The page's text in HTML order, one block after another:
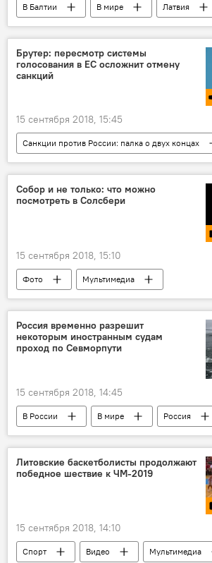
В Балтии В мире
Латвия
Андрей Мамыкин
русский язык
Брутер: пересмотр системы
голосования в ЕС осложнит отмену
санкций
15 сентября 2018, 15:45
Санкции против России: палка о двух концах
Радио
Россия
Евросоюз (ЕС)
Владимир Брутер
Собор и не только: что можно
посмотреть в Солсбери
15 сентября 2018, 15:10
Фото
Мультимедиа
Великобритания
Солсбери
Россия временно разрешит
некоторым иностранным судам
проход по Севморпути
15 сентября 2018, 14:45
В России В мире
Россия
Правительство России
Северный морской путь
Литовские баскетболисты продолжают
победное шествие к ЧМ-2019
15 сентября 2018, 14:10
Спорт Видео Мультимедиа